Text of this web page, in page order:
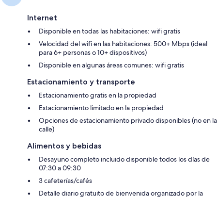
Internet
Disponible en todas las habitaciones: wifi gratis
Velocidad del wifi en las habitaciones: 500+ Mbps (ideal
para 6+ personas o 10+ dispositivos)
Disponible en algunas áreas comunes: wifi gratis
Estacionamiento y transporte
Estacionamiento gratis en la propiedad
Estacionamiento limitado en la propiedad
Opciones de estacionamiento privado disponibles (no en la
calle)
Alimentos y bebidas
Desayuno completo incluido disponible todos los días de
07:30 a 09:30
3 cafeterías/cafés
Detalle diario gratuito de bienvenida organizado por la